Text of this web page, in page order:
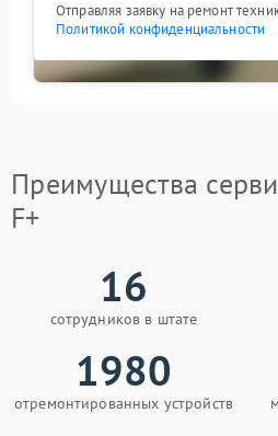
Отправляя заявку на ремонт
Политикой конфиденциальности
Преимущества
F+
16
сотрудников в штате
1980
отремонтированных устройств